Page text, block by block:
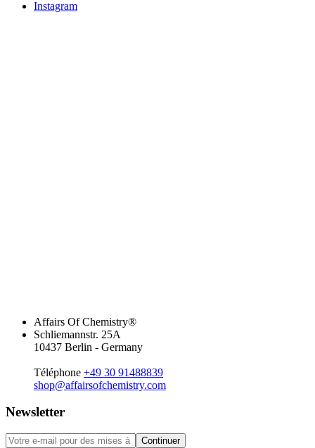
Instagram
Affairs Of Chemistry®
Schliemannstr. 25A
10437 Berlin - Germany
Téléphone +49 30 91488839
shop@affairsofchemistry.com
Newsletter
Continuer